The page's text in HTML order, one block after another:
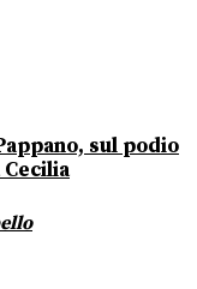
sul podio
Cecilia